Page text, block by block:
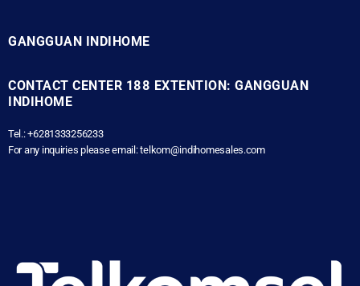
GANGGUAN INDIHOME
CONTACT CENTER 188 EXTENTION: GANGGUAN
INDIHOME
Tel.: +6281333256233
For any inquiries please email: telkom@indihomesales.com